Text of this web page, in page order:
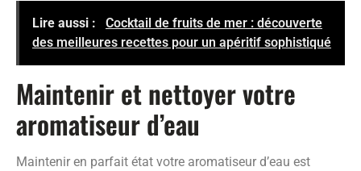
Lire aussi :
Cocktail de fruits de mer : découverte
des meilleures recettes pour un apéritif sophistiqué
Maintenir et nettoyer votre
aromatiseur d’eau
Maintenir en parfait état votre aromatiseur d’eau est